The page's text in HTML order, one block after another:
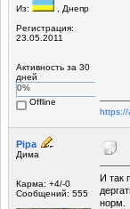
Из:
, Днепр
Регистрация:
23.05.2011
Активность за 30
дней
0%
Offline
https://
Pipa
Дима
Карма: +4/-0
Сообщений: 555
И так
норм.